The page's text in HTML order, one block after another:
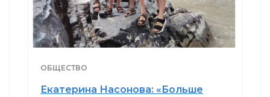
ОБЩЕСТВО
Екатерина Насонова: «Больше